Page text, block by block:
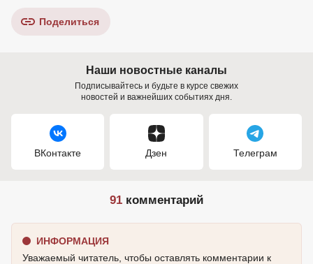
Поделиться
Наши новостные каналы
Подписывайтесь и будьте в курсе свежих
новостей и важнейших событиях дня.
ВКонтакте Дзен Телеграм
91 комментарий
ИНФОРМАЦИЯ
Уважаемый читатель, чтобы оставлять комментарии к